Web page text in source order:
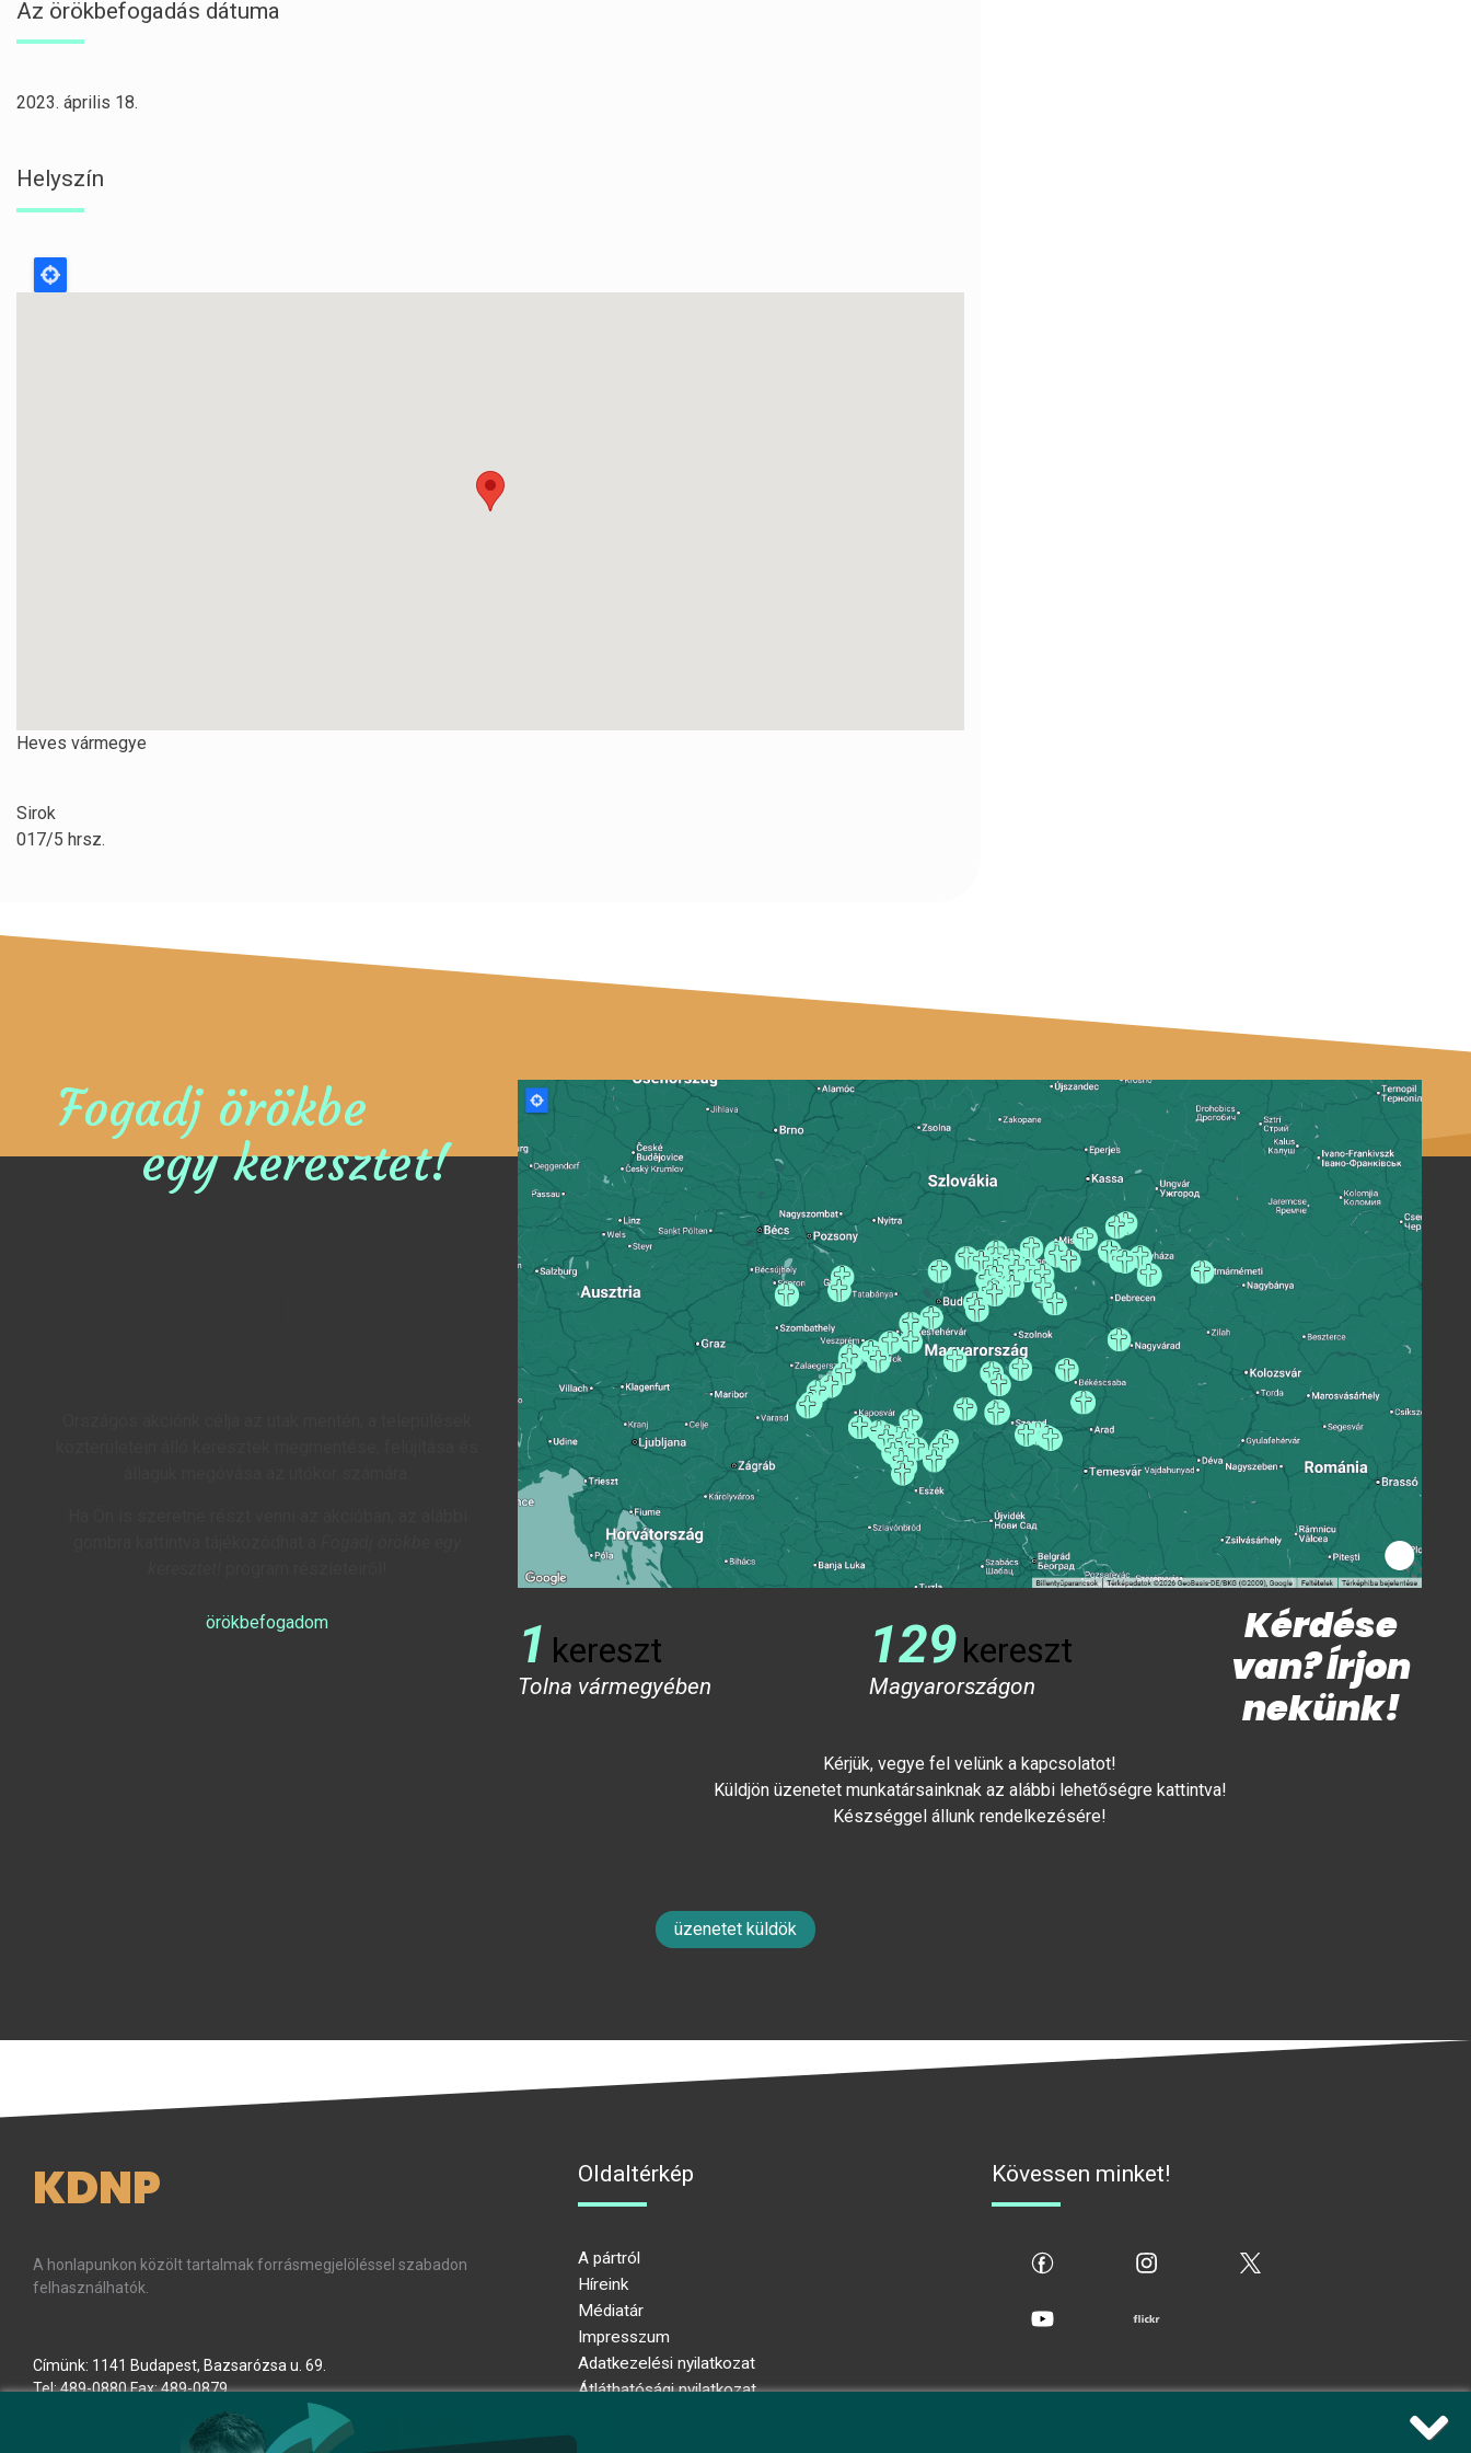
Az örökbefogadás dátuma
2023. április 18.
Helyszín
Heves vármegye
Sirok
017/5 hrsz.
Fogadj örökbe
egy keresztet!
örökbefogadom 1 kereszt
Tolna vármegyében
129kereszt
Magyarországon
Kérdése
van? Írjon
nekünk!
Kérjük, vegye fel velünk a kapcsolatot!
Küldjön üzenetet munkatársainknak az alábbi lehetőségre kattintva!
Készséggel állunk rendelkezésére!
üzenetet küldök
KDNP
A honlapunkon közölt tartalmak forrásmegjelöléssel szabadon
felhasználhatók.
Címünk: 1141 Budapest, Bazsarózsa u. 69.
Tel: 489-0880 Fax: 489-0879
hu(kdnp[at]kdnp[dot]hu)
Oldaltérkép
A pártról
Híreink
Médiatár
Impresszum
Adatkezelési nyilatkozat
Átláthatósági nyilatkozat
Kövessen minket!
flickr